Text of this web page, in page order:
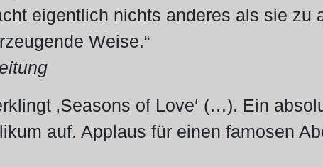
eigentlich nichts anderes als sie zu
Weise.“
‚Seasons of Love‘ (…). Ein
auf. Applaus für einen famosen